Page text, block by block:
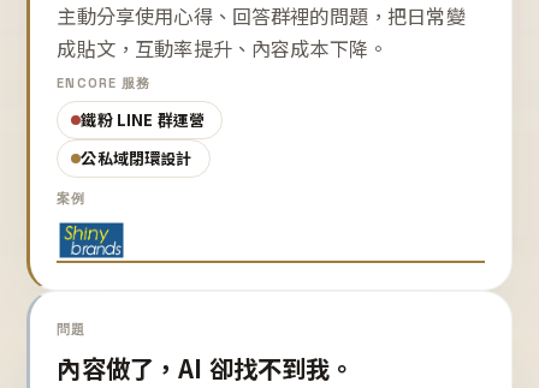
主動分享使用心得、回答群裡的問題，把日常變
成貼文，互動率提升、內容成本下降。
ENCORE 服務
鐵粉 LINE 群運營
公私域閉環設計
案例
問題
內容做了，AI 卻找不到我。